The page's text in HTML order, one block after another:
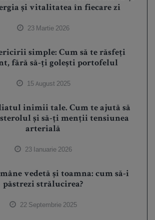
și vitalitatea în fiecare zi
23 Martie 2026
simple: Cum să te răsfeți
fără să-ți golești portofelul
15 August 2025
inimii tale. Cum te ajută să
și să-ți menții tensiunea
arterială
23 Ianuarie 2026
vedetă și toamna: cum să-i
păstrezi strălucirea?
22 Septembrie 2025